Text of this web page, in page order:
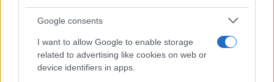
Google consents
I want to allow Google to enable storage
related to advertising like cookies on web or
device identifiers in apps.